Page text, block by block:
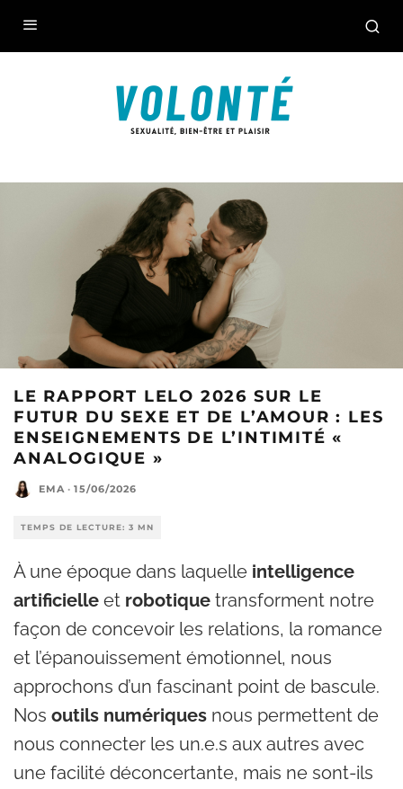
LE RAPPORT LELO 2026 SUR LE
FUTUR DU SEXE ET DE L’AMOUR : LES
ENSEIGNEMENTS DE L’INTIMITÉ «
ANALOGIQUE »
EMA · 15/06/2026
TEMPS DE LECTURE: 3 MN
À une époque dans laquelle intelligence
artificielle et robotique transforment notre
façon de concevoir les relations, la romance
et l’épanouissement émotionnel, nous
approchons d’un fascinant point de bascule.
Nos outils numériques nous permettent de
nous connecter les un.e.s aux autres avec
une facilité déconcertante, mais ne sont-ils